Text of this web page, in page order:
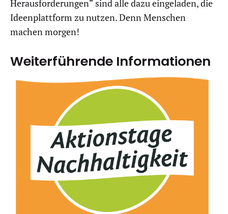
Herausforderungen“ sind alle dazu eingeladen, die
Ideenplattform zu nutzen. Denn Menschen
machen morgen!
Weiterführende Informationen